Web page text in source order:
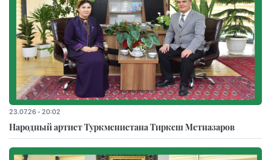
23.07.26 - 20:02
Народный артист Туркменистана Тиркеш Мeтназаров